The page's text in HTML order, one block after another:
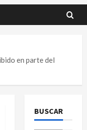
en parte del
BUSCAR